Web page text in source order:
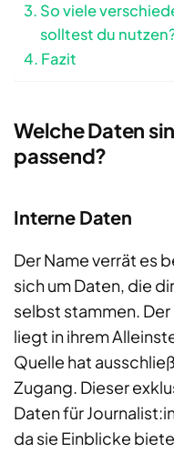
So viele
solltest du
Fazit
Welche Daten
passend?
Interne Daten
Der Name verrät es
sich um Daten, die
selbst stammen.
liegt in ihrem
Quelle hat
Zugang. Dieser
Daten für
da sie Einblicke